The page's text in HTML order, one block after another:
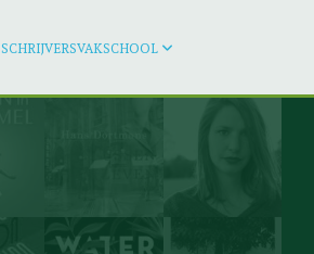
SCHRIJVERSVAKSCHOOL